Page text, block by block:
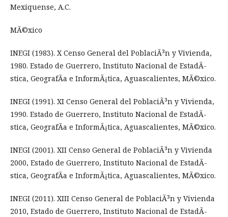
Mexiquense, A.C.
MÃ©xico
INEGI (1983). X Censo General del PoblaciÃ³n y Vivienda,
1980. Estado de Guerrero, Instituto Nacional de EstadÃ­
stica, GeografÃ­a e InformÃ¡tica, Aguascalientes, MÃ©xico.
INEGI (1991). XI Censo General del PoblaciÃ³n y Vivienda,
1990. Estado de Guerrero, Instituto Nacional de EstadÃ­
stica, GeografÃ­a e InformÃ¡tica, Aguascalientes, MÃ©xico.
INEGI (2001). XII Censo General de PoblaciÃ³n y Vivienda
2000, Estado de Guerrero, Instituto Nacional de EstadÃ­
stica, GeografÃ­a e InformÃ¡tica, Aguascalientes, MÃ©xico.
INEGI (2011). XIII Censo General de PoblaciÃ³n y Vivienda
2010, Estado de Guerrero, Instituto Nacional de EstadÃ­